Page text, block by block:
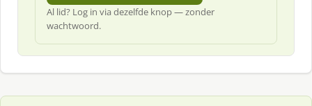
Al lid? Log in via dezelfde knop — zonder
wachtwoord.